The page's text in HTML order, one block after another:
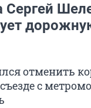
отменить
с